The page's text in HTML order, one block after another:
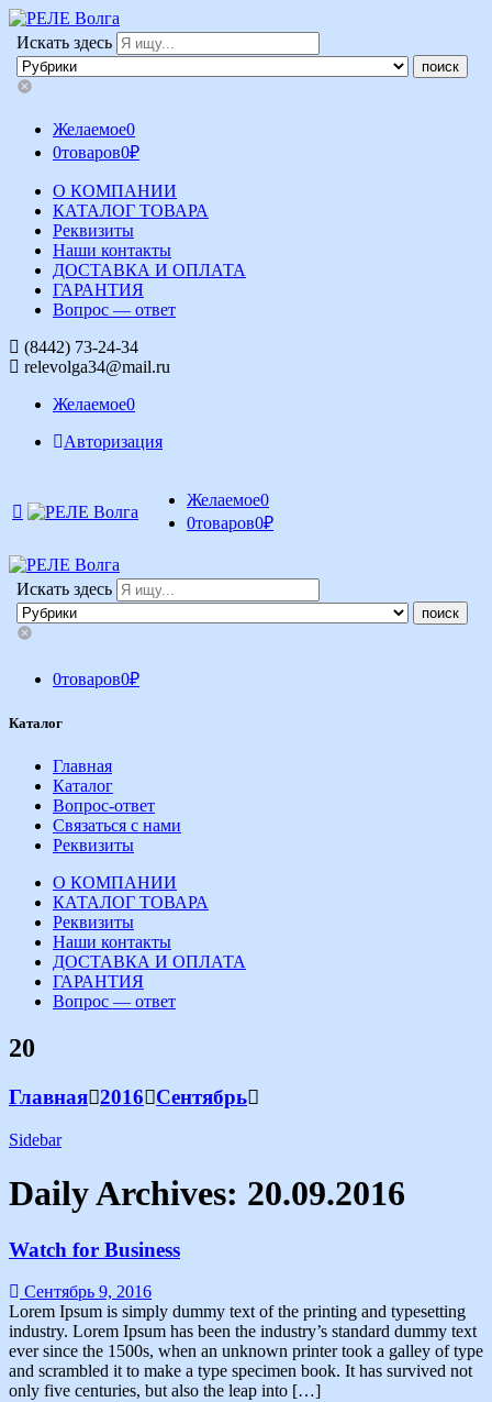
Искать здесь
Желаемое0
0товаров0₽
О КОМПАНИИ
КАТАЛОГ ТОВАРА
Реквизиты
Наши контакты
ДОСТАВКА И ОПЛАТА
ГАРАНТИЯ
Вопрос — ответ
(8442) 73-24-34
relevolga34@mail.ru
Желаемое0
Авторизация
Желаемое0
0товаров0₽
Искать здесь
0товаров0₽
Каталог
Главная
Каталог
Вопрос-ответ
Связаться с нами
Реквизиты
О КОМПАНИИ
КАТАЛОГ ТОВАРА
Реквизиты
Наши контакты
ДОСТАВКА И ОПЛАТА
ГАРАНТИЯ
Вопрос — ответ
20
Главная 2016 Сентябрь
Sidebar
Daily Archives: 20.09.2016
Watch for Business
Сентябрь 9, 2016
Lorem Ipsum is simply dummy text of the printing and typesetting
industry. Lorem Ipsum has been the industry’s standard dummy text
ever since the 1500s, when an unknown printer took a galley of type
and scrambled it to make a type specimen book. It has survived not
only five centuries, but also the leap into […]